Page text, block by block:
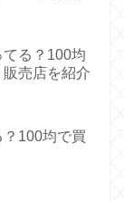
る？100均
売店を紹介
100均で買